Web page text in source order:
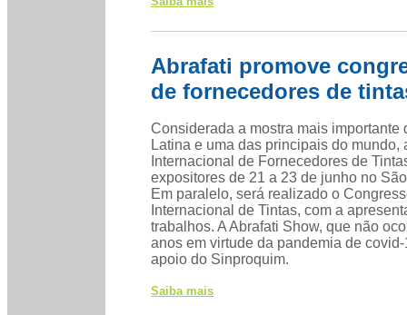
Abrafati promove
de fornecedores de
Considerada a mostra mais importante
Latina e uma das principais do mundo,
Internacional de Fornecedores de
expositores de 21 a 23 de junho no
Em paralelo, será realizado o
Internacional de Tintas, com a
trabalhos. A Abrafati Show, que não
anos em virtude da pandemia de covid-
apoio do Sinproquim.
Saiba mais